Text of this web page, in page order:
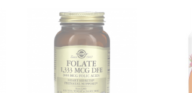
Breach Aminos, Redcon1, 300 г